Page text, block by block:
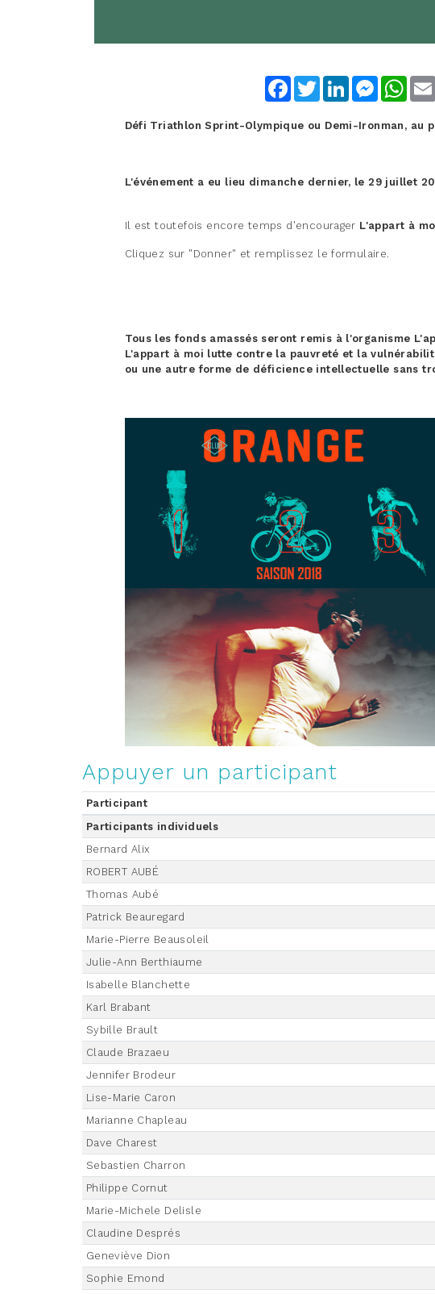
FacebookTwitterLinkedInMessenger
Défi Triathlon Sprint-Olympique ou Demi-Ironman, au
L'événement a eu lieu dimanche dernier, le 29 juillet
Il est toutefois encore temps d'encourager L'appart à
Cliquez sur "Donner" et remplissez le formulaire.
Tous les fonds amassés seront remis à l'organisme
L'appart à moi lutte contre la pauvreté et la
ou une autre forme de déficience intellectuelle sans
Appuyer un participant
Participant
Participants individuels
Bernard Alix
ROBERT AUBÉ
Thomas Aubé
Patrick Beauregard
Marie-Pierre Beausoleil
Julie-Ann Berthiaume
Isabelle Blanchette
Karl Brabant
Sybille Brault
Claude Brazaeu
Jennifer Brodeur
Lise-Marie Caron
Marianne Chapleau
Dave Charest
Sebastien Charron
Philippe Cornut
Marie-Michele Delisle
Claudine Després
Geneviève Dion
Sophie Emond